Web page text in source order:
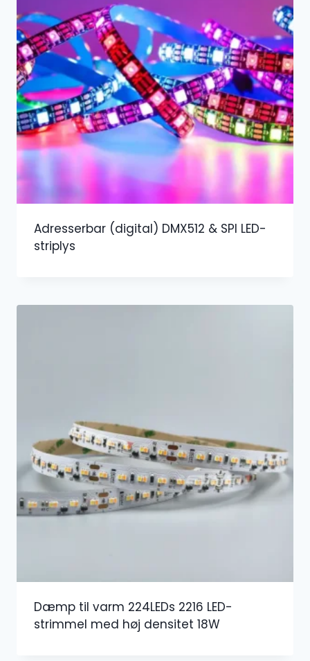
Adresserbar (digital) DMX512 & SPI LED-
striplys
Dæmp til varm 224LEDs 2216 LED-
strimmel med høj densitet 18W